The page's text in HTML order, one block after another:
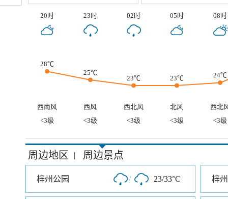
20时 23时 02时 05时 08时
28℃
25℃
23℃ 23℃ 24℃
西南风 西风 西北风 北风
西北
<3级
<3级 <3级 <3级 <3级
周边地区 | 周边景点
梓州公园 / 23/33°C 梓